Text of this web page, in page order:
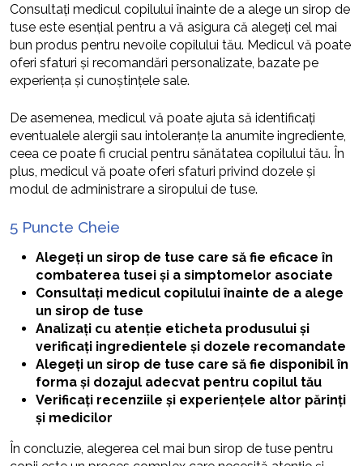
Consultați medicul copilului înainte de a alege un sirop de
tuse este esențial pentru a vă asigura că alegeți cel mai
bun produs pentru nevoile copilului tău. Medicul vă poate
oferi sfaturi și recomandări personalizate, bazate pe
experiența și cunoștințele sale.
De asemenea, medicul vă poate ajuta să identificați
eventualele alergii sau intoleranțe la anumite ingrediente,
ceea ce poate fi crucial pentru sănătatea copilului tău. În
plus, medicul vă poate oferi sfaturi privind dozele și
modul de administrare a siropului de tuse.
5 Puncte Cheie
Alegeți un sirop de tuse care să fie eficace în
combaterea tusei și a simptomelor asociate
Consultați medicul copilului înainte de a alege
un sirop de tuse
Analizați cu atenție eticheta produsului și
verificați ingredientele și dozele recomandate
Alegeți un sirop de tuse care să fie disponibil în
forma și dozajul adecvat pentru copilul tău
Verificați recenziile și experiențele altor părinți
și medicilor
În concluzie, alegerea cel mai bun sirop de tuse pentru